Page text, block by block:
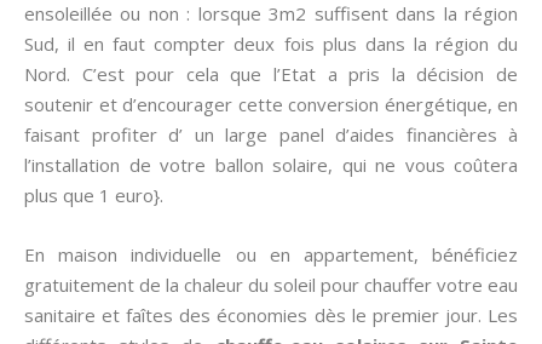
ensoleillée ou non : lorsque 3m2 suffisent dans la région
Sud, il en faut compter deux fois plus dans la région du
Nord. C’est pour cela que l’Etat a pris la décision de
soutenir et d’encourager cette conversion énergétique, en
faisant profiter d’ un large panel d’aides financières à
l’installation de votre ballon solaire, qui ne vous coûtera
plus que 1 euro}.
En maison individuelle ou en appartement, bénéficiez
gratuitement de la chaleur du soleil pour chauffer votre eau
sanitaire et faîtes des économies dès le premier jour. Les